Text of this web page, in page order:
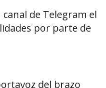
de Telegram el
por parte de
del brazo